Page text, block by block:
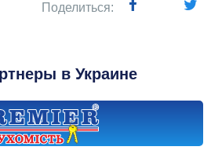
Поделиться:
в Украине